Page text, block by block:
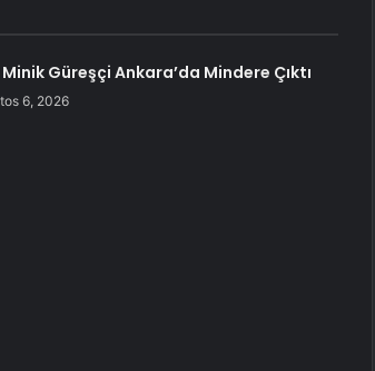
Minik Güreşçi Ankara’da Mindere Çıktı
6, 2026